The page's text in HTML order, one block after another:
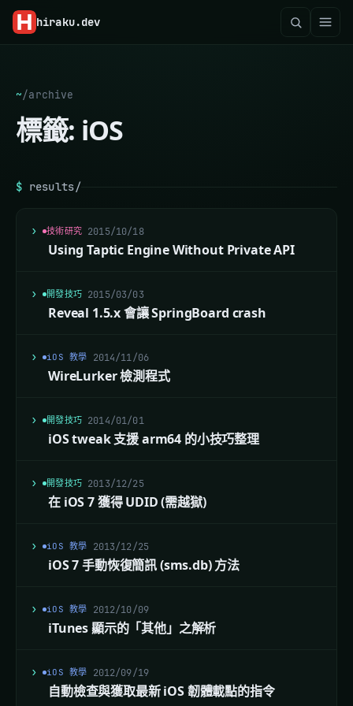
hiraku.dev
~/archive
標籤: iOS
$ results/
2015/10/18
技術研究
Using Taptic Engine Without Private API
2015/03/03
開發技巧
Reveal 1.5.x 會讓 SpringBoard crash
2014/11/06
iOS 教學
WireLurker 檢測程式
2014/01/01
開發技巧
iOS tweak 支援 arm64 的小技巧整理
2013/12/25
開發技巧
在 iOS 7 獲得 UDID (需越獄)
2013/12/25
iOS 教學
iOS 7 手動恢復簡訊 (sms.db) 方法
2012/10/09
iOS 教學
iTunes 顯示的「其他」之解析
2012/09/19
iOS 教學
自動檢查與獲取最新 iOS 韌體載點的指令